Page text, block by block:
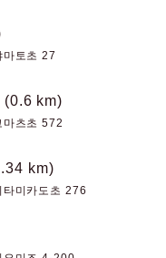
토초 27
(0.6 km)
마츠초 572
km)
미카도초 276